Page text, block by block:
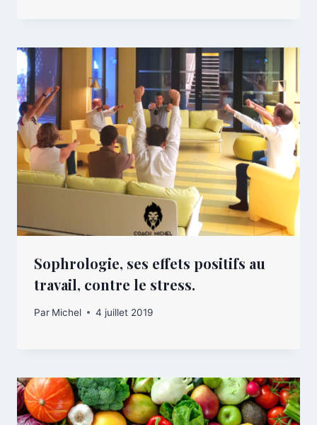
Sophrologie, ses effets positifs au
travail, contre le stress.
Par Michel 4 juillet 2019